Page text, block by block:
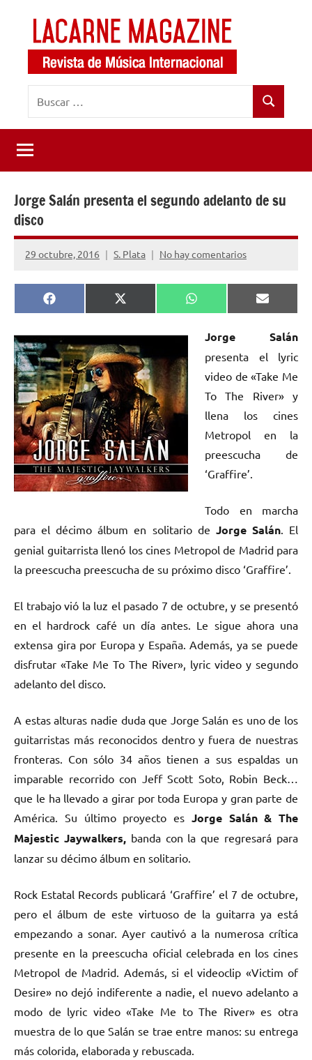
contenido
LaCarne
Magazine
de
música
internacional
Buscar
Jorge Salán presenta el segundo adelanto de su
disco
29 octubre, 2016 S. Plata No hay comentarios
Compartir
en
Facebook
Compartir
en
X
(Twitter)
Compartir
en
WhatsApp
en
Email
Jorge Salán
presenta el lyric
video de «Take Me
To The River» y
llena los cines
Metropol en la
preescucha de
‘Graffire’.
Todo en marcha
para el décimo álbum en solitario de Jorge Salán. El
genial guitarrista llenó los cines Metropol de Madrid para
la preescucha preescucha de su próximo disco ‘Graffire’.
El trabajo vió la luz el pasado 7 de octubre, y se presentó
en el hardrock café un día antes. Le sigue ahora una
extensa gira por Europa y España. Además, ya se puede
disfrutar «Take Me To The River», lyric video y segundo
adelanto del disco.
A estas alturas nadie duda que Jorge Salán es uno de los
guitarristas más reconocidos dentro y fuera de nuestras
fronteras. Con sólo 34 años tienen a sus espaldas un
imparable recorrido con Jeff Scott Soto, Robin Beck…
que le ha llevado a girar por toda Europa y gran parte de
América. Su último proyecto es Jorge Salán & The
Majestic Jaywalkers, banda con la que regresará para
lanzar su décimo álbum en solitario.
Rock Estatal Records publicará ‘Graffire’ el 7 de octubre,
pero el álbum de este virtuoso de la guitarra ya está
empezando a sonar. Ayer cautivó a la numerosa crítica
presente en la preescucha oficial celebrada en los cines
Metropol de Madrid. Además, si el videoclip «Victim of
Desire» no dejó indiferente a nadie, el nuevo adelanto a
modo de lyric video «Take Me to The River» es otra
muestra de lo que Salán se trae entre manos: su entrega
más colorida, elaborada y rebuscada.